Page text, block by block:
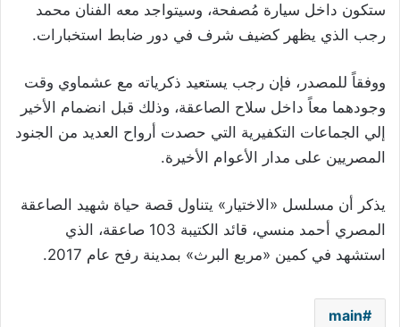
ستكون داخل سيارة مُصفحة، وسيتواجد معه الفنان محمد
رجب الذي يظهر كضيف شرف في دور ضابط استخبارات.
ووفقاً للمصدر، فإن رجب يستعيد ذكرياته مع عشماوي وقت
وجودهما معاً داخل سلاح الصاعقة، وذلك قبل انضمام الأخير
إلي الجماعات التكفيرية التي حصدت أرواح العديد من الجنود
المصريين على مدار الأعوام الأخيرة.
يذكر أن مسلسل «الاختيار» يتناول قصة حياة شهيد الصاعقة
المصري أحمد منسي، قائد الكتيبة 103 صاعقة، الذي
استشهد في كمين «مربع البرث» بمدينة رفح عام 2017.
main